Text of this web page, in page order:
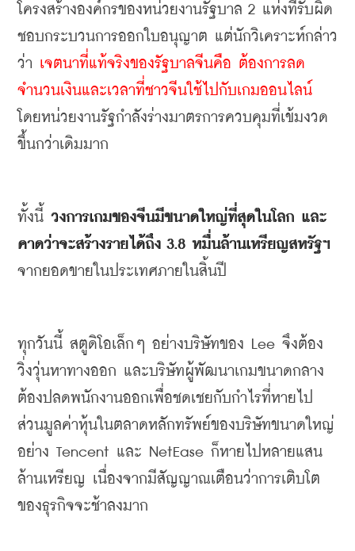
โครงสร้างองค์กรของหน่วยงานรัฐบาล 2 แห่งที่รับผิด
ชอบกระบวนการออกใบอนุญาต แต่นักวิเคราะห์กล่าว
ว่า เจตนาที่แท้จริงของรัฐบาลจีนคือ ต้องการลด
จำนวนเงินและเวลาที่ชาวจีนใช้ไปกับเกมออนไลน์
โดยหน่วยงานรัฐกำลังร่างมาตรการควบคุมที่เข้มงวด
ขึ้นกว่าเดิมมาก
ทั้งนี้ วงการเกมของจีนมีขนาดใหญ่ที่สุดในโลก และ
คาดว่าจะสร้างรายได้ถึง 3.8 หมื่นล้านเหรียญสหรัฐฯ
จากยอดขายในประเทศภายในสิ้นปี
ทุกวันนี้ สตูดิโอเล็กๆ อย่างบริษัทของ Lee จึงต้อง
วิ่งวุ่นหาทางออก และบริษัทผู้พัฒนาเกมขนาดกลาง
ต้องปลดพนักงานออกเพื่อชดเชยกับกำไรที่หายไป
ส่วนมูลค่าหุ้นในตลาดหลักทรัพย์ของบริษัทขนาดใหญ่
อย่าง Tencent และ NetEase ก็หายไปหลายแสน
ล้านเหรียญ
เนื่องจากมีสัญญาณเตือนว่าการเติบโต
ของธุรกิจจะช้าลงมาก